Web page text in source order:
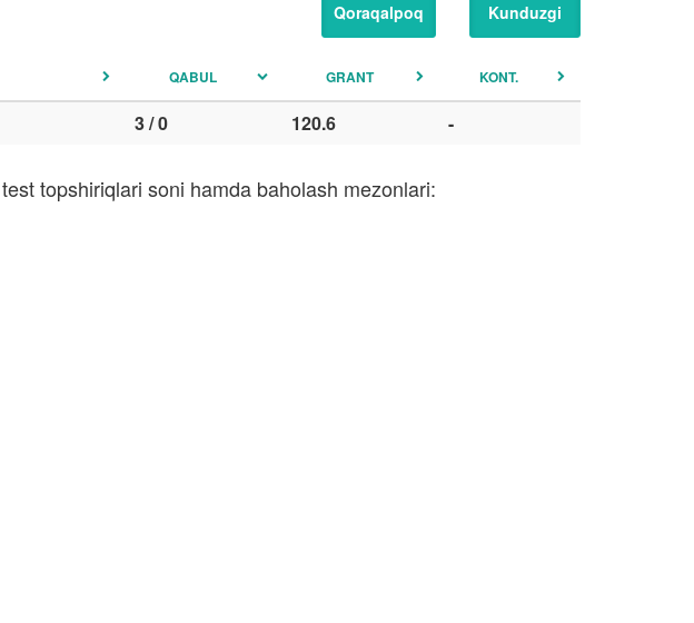
Kunduzgi
Qoraqalpoq
QABUL GRANT KONT.
3 / 0 120.6 -
topshiriqlari soni hamda baholash mezonlari: